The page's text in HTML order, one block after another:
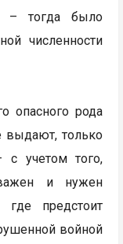
– тогда было
численности
опасного рода
выдают, только
с учетом того,
важен и нужен
где предстоит
войной